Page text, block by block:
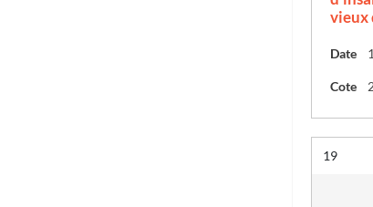
vieux
Date
Cote
Résultat
19